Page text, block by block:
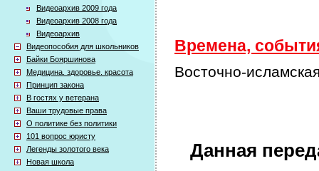
Видеоархив 2009 года
Видеоархив 2008 года
Видеоархив
Видеопособия для школьников
Байки Бояршинова
Медицина. здоровье. красота
Принцип закона
В гостях у ветерана
Ваши трудовые права
О политике без политики
101 вопрос юристу
Легенды золотого века
Новая школа
Времена,
Восточно-
Данная